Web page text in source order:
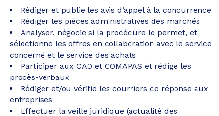
Rédiger et publie les avis d’appel à la concurrence
Rédiger les pièces administratives des marchés
Analyser, négocie si la procédure le permet, et
sélectionne les offres en collaboration avec le service
concerné et le service des achats
Participer aux CAO et COMAPAS et rédige les
procès-verbaux
Rédiger et/ou vérifie les courriers de réponse aux
entreprises
Effectuer la veille juridique (actualité des